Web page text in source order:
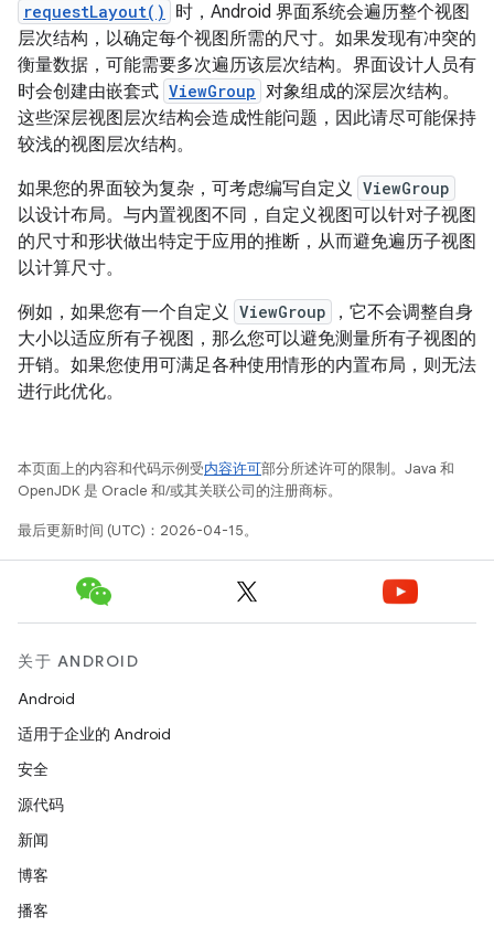
requestLayout()
时，Android 界面系统会遍历整个视图
层次结构，以确定每个视图所需的尺寸。如果发现有冲突的
衡量数据，可能需要多次遍历该层次结构。界面设计人员有
时会创建由嵌套式 ViewGroup 对象组成的深层次结构。
这些深层视图层次结构会造成性能问题，因此请尽可能保持
较浅的视图层次结构。
如果您的界面较为复杂，可考虑编写自定义 ViewGroup
以设计布局。与内置视图不同，自定义视图可以针对子视图
的尺寸和形状做出特定于应用的推断，从而避免遍历子视图
以计算尺寸。
例如，如果您有一个自定义 ViewGroup
，它不会调整自身
大小以适应所有子视图，那么您可以避免测量所有子视图的
开销。如果您使用可满足各种使用情形的内置布局，则无法
进行此优化。
本页面上的内容和代码示例受内容许可部分所述许可的限制。Java 和
OpenJDK 是 Oracle 和/或其关联公司的注册商标。
最后更新时间 (UTC)：2026-04-15。
关于 ANDROID
Android
适用于企业的 Android
安全
源代码
新闻
博客
播客